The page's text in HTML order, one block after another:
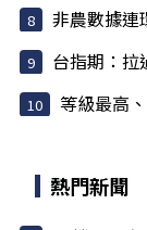
非農數據連
台指期：拉
等級最高
熱門新聞